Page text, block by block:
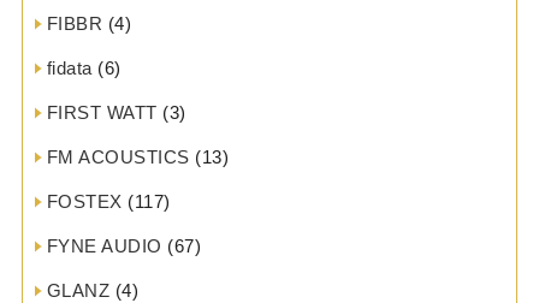
FIBBR (4)
fidata(6)
FIRST WATT (3)
FM ACOUSTICS (13)
FOSTEX (117)
FYNE AUDIO (67)
GLANZ (4)